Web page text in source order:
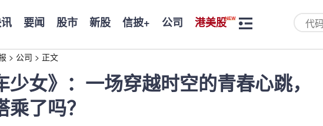
要闻 股市 新股 信披+ 公司 港美股
> 公司 > 正文
少女》：一场穿越时空的青春心跳，
了吗？